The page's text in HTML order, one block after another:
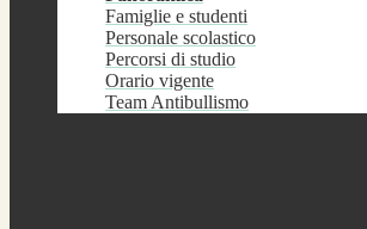
Famiglie e studenti
Personale scolastico
Percorsi di studio
Orario vigente
Team Antibullismo